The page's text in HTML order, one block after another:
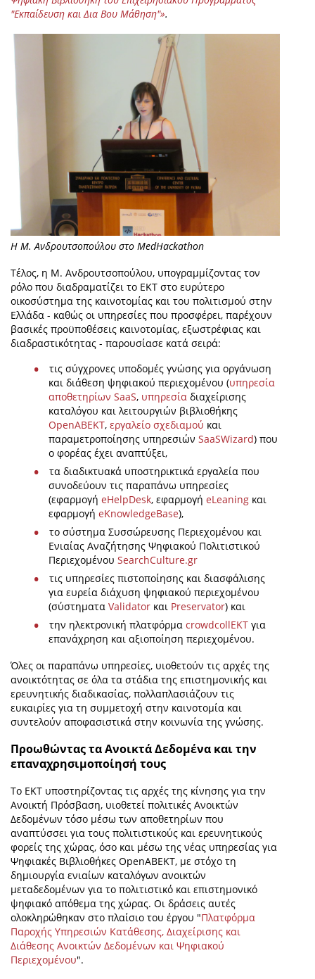
"Εκπαίδευση και Δια Βου Μάθηση"».
H M. Aνδρουτσοπούλου στο MedHackathon
Τέλος, η Μ. Ανδρουτσοπούλου, υπογραμμίζοντας τον
ρόλο που διαδραματίζει το ΕΚΤ στο ευρύτερο
οικοσύστημα της καινοτομίας και του πολιτισμού στην
Ελλάδα - καθώς οι υπηρεσίες που προσφέρει, παρέχουν
βασικές προϋποθέσεις καινοτομίας, εξωστρέφιας και
διαδραστικότητας - παρουσίασε κατά σειρά:
τις σύγχρονες υποδομές γνώσης για οργάνωση
και διάθεση ψηφιακού περιεχομένου (υπηρεσία
αποθετηρίων SaaS, υπηρεσία διαχείρισης
καταλόγου και λειτουργιών βιβλιοθήκης
OpenABEKT, εργαλείο σχεδιαμού και
παραμετροποίησης υπηρεσιών SaaSWizard) που
ο φορέας έχει αναπτύξει,
τα διαδικτυακά υποστηρικτικά εργαλεία που
συνοδεύουν τις παραπάνω υπηρεσίες
(εφαρμογή eHelpDesk, εφαρμογή eLeaning και
εφαρμογή eKnowledgeBase),
το σύστημα Συσσώρευσης Περιεχομένου και
Ενιαίας Αναζήτησης Ψηφιακού Πολιτιστικού
Περιεχομένου SearchCulture.gr
τις υπηρεσίες πιστοποίησης και διασφάλισης
για ευρεία διάχυση ψηφιακού περιεχομένου
(σύστηματα Validator και Preservator) και
την ηλεκτρονική πλατφόρμα crowdcollEKTγια
επανάχρηση και αξιοποίηση περιεχομένου.
Όλες οι παραπάνω υπηρεσίες, υιοθετούν τις αρχές της
ανοικτότητας σε όλα τα στάδια της επιστημονικής και
ερευνητικής διαδικασίας, πολλαπλασιάζουν τις
ευκαιρίες για τη συμμετοχή στην καινοτομία και
συντελούν αποφασιστικά στην κοινωνία της γνώσης.
Προωθώντας τα Ανοικτά Δεδομένα και την
επαναχρησιμοποίησή τους
Το ΕΚΤ υποστηρίζοντας τις αρχές της κίνησης για την
Ανοικτή Πρόσβαση, υιοθετεί πολιτικές Ανοικτών
Δεδομένων τόσο μέσω των αποθετηρίων που
αναπτύσσει για τους πολιτιστικούς και ερευνητικούς
φορείς της χώρας, όσο και μέσω της νέας υπηρεσίας για
Ψηφιακές Βιβλιοθήκες OpenΑΒΕΚΤ, με στόχο τη
δημιουργία ενιαίων καταλόγων ανοικτών
μεταδεδομένων για το πολιτιστικό και επιστημονικό
ψηφιακό απόθεμα της χώρας. Οι δράσεις αυτές
ολοκληρώθηκαν στο πλαίσιο του έργου "Πλατφόρμα
Παροχής Υπηρεσιών Κατάθεσης, Διαχείρισης και
Διάθεσης Ανοικτών Δεδομένων και Ψηφιακού
Περιεχομένου".